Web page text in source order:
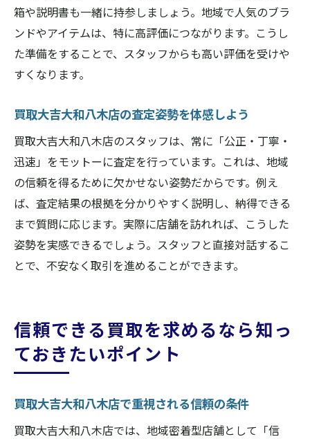
箱や説明書も一緒に持参しましょう。地域で人気のブラ
ンドやアイテムは、特に高評価につながります。こうし
た準備をすることで、スタッフからも高い評価を受けや
すくなります。
買取大吉大和八木店の査定姿勢を体感しよう
買取大吉大和八木店のスタッフは、常に「公正・丁寧・
迅速」をモットーに査定を行っています。これは、地域
の信頼を得るために欠かせない姿勢だからです。例え
ば、査定結果の根拠を分かりやすく説明し、納得できる
まで質問に応じます。実際に店舗を訪れれば、こうした
姿勢を実感できるでしょう。スタッフと直接対話するこ
とで、不安なく取引を進めることができます。
信頼できる買取を求めるなら知っ
ておきたいポイント
買取大吉大和八木店で重視される信頼の条件
買取大吉大和八木店では、地域密着型店舗として「信